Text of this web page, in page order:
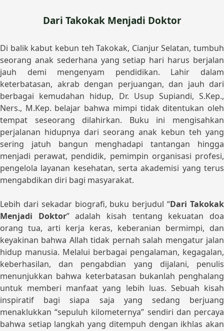
Dari Takokak Menjadi Doktor
Di balik kabut kebun teh Takokak, Cianjur Selatan, tumbuh
seorang anak sederhana yang setiap hari harus berjalan
jauh demi mengenyam pendidikan. Lahir dalam
keterbatasan, akrab dengan perjuangan, dan jauh dari
berbagai kemudahan hidup, Dr. Usup Supiandi, S.Kep.,
Ners., M.Kep. belajar bahwa mimpi tidak ditentukan oleh
tempat seseorang dilahirkan. Buku ini mengisahkan
perjalanan hidupnya dari seorang anak kebun teh yang
sering jatuh bangun menghadapi tantangan hingga
menjadi perawat, pendidik, pemimpin organisasi profesi,
pengelola layanan kesehatan, serta akademisi yang terus
mengabdikan diri bagi masyarakat.
Lebih dari sekadar biografi, buku berjudul “Dari Takokak
Menjadi Doktor” adalah kisah tentang kekuatan doa
orang tua, arti kerja keras, keberanian bermimpi, dan
keyakinan bahwa Allah tidak pernah salah mengatur jalan
hidup manusia. Melalui berbagai pengalaman, kegagalan,
keberhasilan, dan pengabdian yang dijalani, penulis
menunjukkan bahwa keterbatasan bukanlah penghalang
untuk memberi manfaat yang lebih luas. Sebuah kisah
inspiratif bagi siapa saja yang sedang berjuang
menaklukkan “sepuluh kilometernya” sendiri dan percaya
bahwa setiap langkah yang ditempuh dengan ikhlas akan